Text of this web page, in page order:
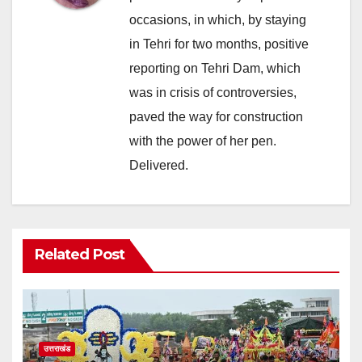
occasions, in which, by staying
in Tehri for two months, positive
reporting on Tehri Dam, which
was in crisis of controversies,
paved the way for construction
with the power of her pen.
Delivered.
Related Post
उत्तराखंड